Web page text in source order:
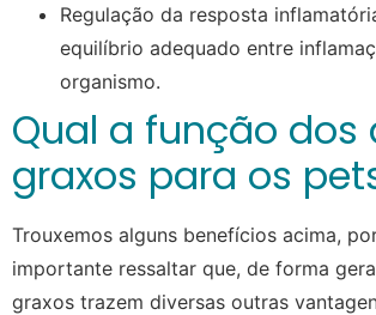
Regulação da resposta
equilíbrio adequado entre
organismo.
Qual a função dos
graxos para os
Trouxemos alguns benefícios acima,
importante ressaltar que, de forma
graxos trazem diversas outras